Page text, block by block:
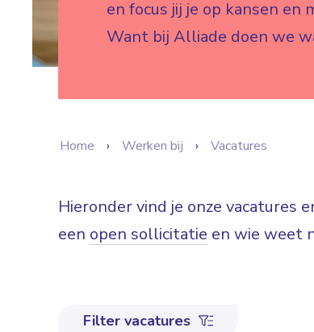
en focus jij je op kansen en
Want bij Alliade doen we
Home Werken bij Vacatures
Hieronder vind je onze vacatures
een open sollicitatie en wie weet
Filter vacatures